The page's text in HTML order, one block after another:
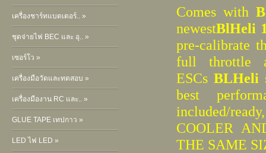
เครื่องชาร์ทแบตเตอร์.. »
ชุดจ่ายไฟ BEC และ อุ.. »
เซอร์โว »
เครื่องมือวัดและทดสอบ »
เครื่องมืองาน RC และ.. »
GLUE TAPE เทปกาว »
LED ไฟ LED »
Comes with
newestBlHeli
pre-calibrate
full throttle
ESCsBLHeli
best
included/
COOLER
THE SAME